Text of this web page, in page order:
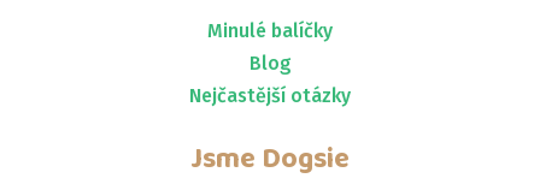
Minulé balíčky
Blog
Nejčastější otázky
Jsme Dogsie